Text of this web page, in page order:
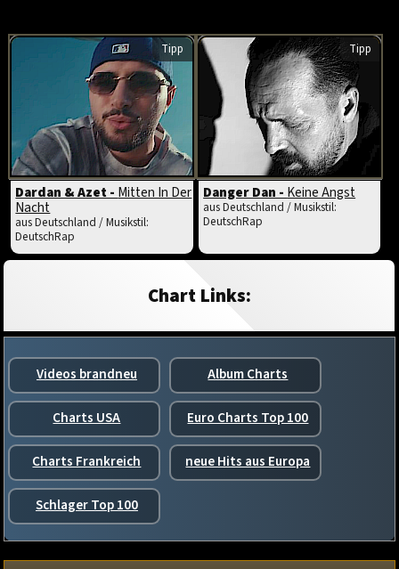
Tipp
Dardan & Azet -Mitten In Der
Nacht
aus Deutschland / Musikstil:
DeutschRap
Tipp
Danger Dan -Keine Angst
aus Deutschland / Musikstil:
DeutschRap
Chart Links:
Videos brandneu Album Charts
Charts USA Euro Charts Top 100
Charts Frankreich neue Hits aus Europa
Schlager Top 100